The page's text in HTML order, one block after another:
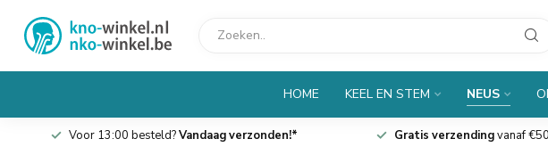
HOME KEEL EN STEM NEUS
Voor 13:00 besteld?Vandaag verzonden!* Gratis verzendingvanaf